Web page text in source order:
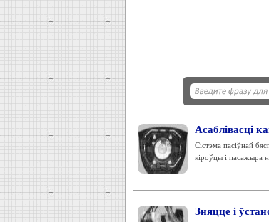
Асаблівасці
Сістэма пасіўнай
кіроўцы і пасажыра
Зняцце і